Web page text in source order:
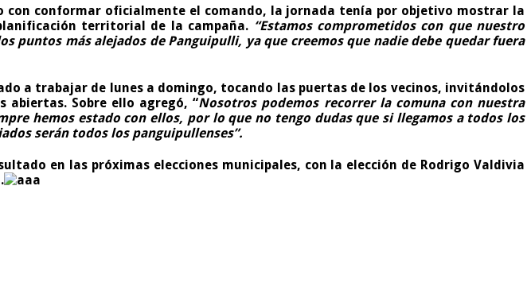
con conformar oficialmente el comando, la jornada tenía por objetivo mostrar la
territorial de la campaña. “Estamos comprometidos con que nuestro
puntos más alejados de Panguipulli, ya que creemos que nadie debe quedar fuera
a trabajar de lunes a domingo, tocando las puertas de los vecinos, invitándolos
Sobre ello agregó, “Nosotros podemos recorrer la comuna con nuestra
hemos estado con ellos, por lo que no tengo dudas que si llegamos a todos los
serán todos los panguipullenses”.
en las próximas elecciones municipales, con la elección de Rodrigo Valdivia